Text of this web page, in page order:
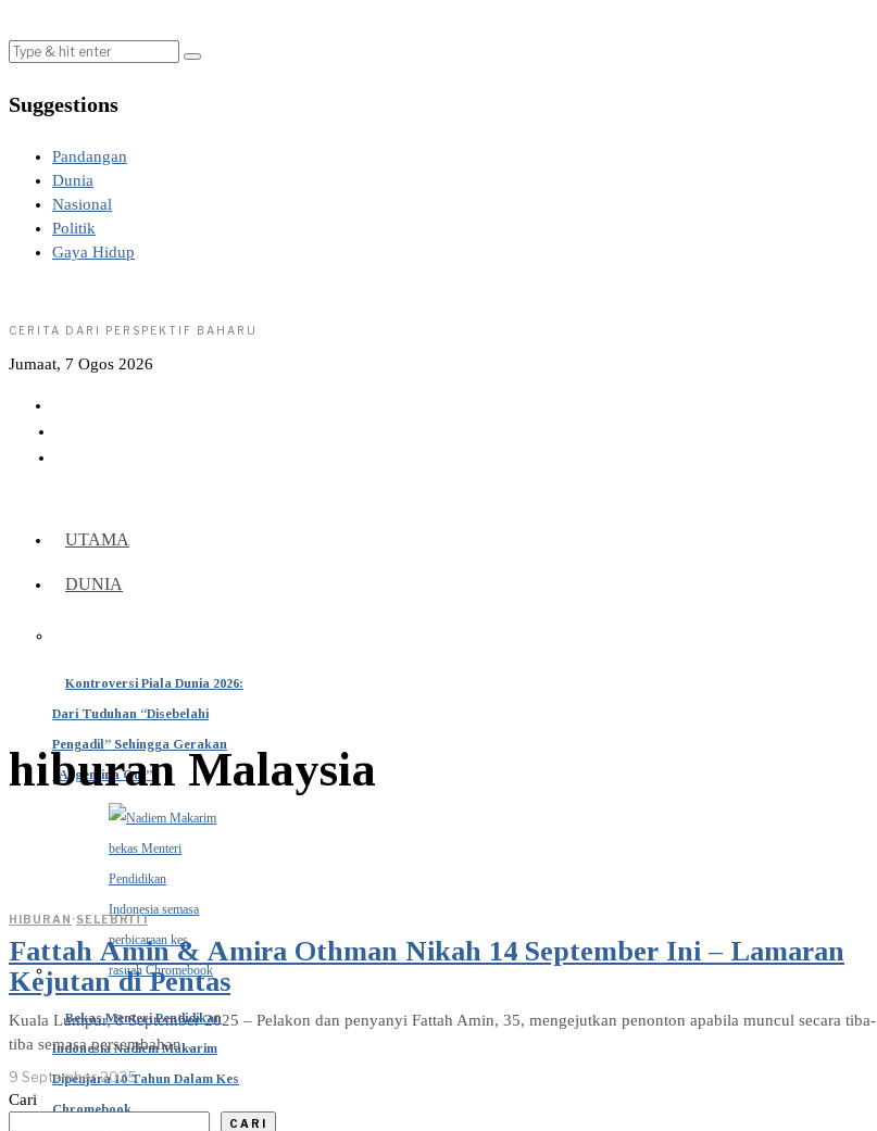
Suggestions
Pandangan
Dunia
Nasional
Politik
Gaya Hidup
CERITA DARI PERSPEKTIF BAHARU
Jumaat, 7 Ogos 2026
UTAMA
DUNIA
Kontroversi Piala Dunia 2026:
Dari Tuduhan “Disebelahi
Pengadil” Sehingga Gerakan
“Argentina Out”
Bekas Menteri Pendidikan
Indonesia Nadiem Makarim
Dipenjara 10 Tahun Dalam Kes
Chromebook
hiburan Malaysia
HIBURAN ·SELEBRITI
Fattah Amin & Amira Othman Nikah 14 September Ini – Lamaran
Kejutan di Pentas
Kuala Lumpur, 8 September 2025 – Pelakon dan penyanyi Fattah Amin, 35, mengejutkan penonton apabila muncul secara tiba-
tiba semasa persembahan…
9 September 2025
Cari
CARI